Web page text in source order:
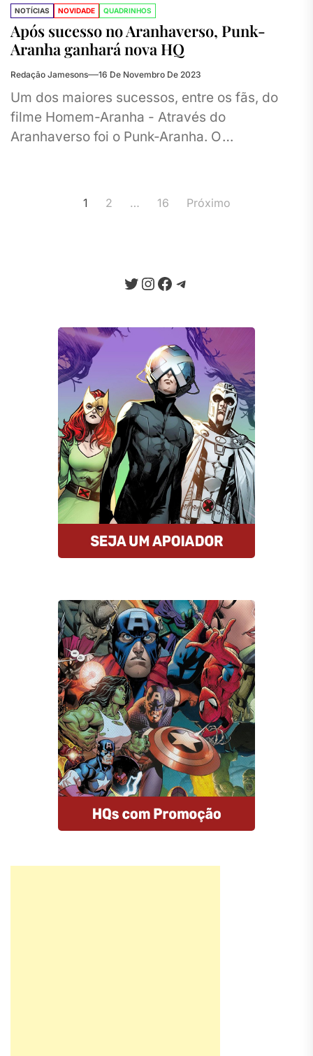
NOTÍCIAS NOVIDADE QUADRINHOS
Após sucesso no Aranhaverso, Punk-
Aranha ganhará nova HQ
Redação Jamesons 16 De Novembro De 2023
Um dos maiores sucessos, entre os fãs, do
filme Homem-Aranha - Através do
Aranhaverso foi o Punk-Aranha. O
Paginação
1 2 … 16 Próximo
Twitter
Instagram
Facebook
Telegram
Seja um Apoiador
Somos um portal progressista que
traz diariamente informação e
opinião de credibilidade, sempre
combatendo o ódio e a fake news
da internet.
Quero Apoiar
Compre HQs
A Amazon oferece descontos
imperdíveis nas HQs e assinantes
Prime tem entrega gratuita e MUITO
rápida. E mais: comprando por esse
link, você estará nos ajudando.
Comprar